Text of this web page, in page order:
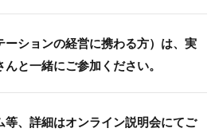
ションの経営に携わる方）は、実
と一緒にご参加ください。
、詳細はオンライン説明会にてご